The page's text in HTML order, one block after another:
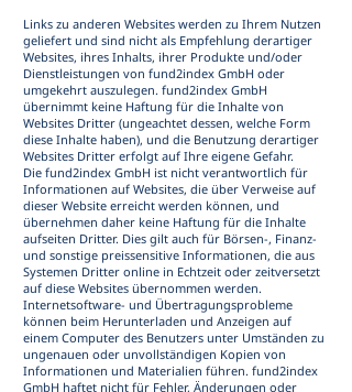
Links zu anderen Websites werden zu Ihrem Nutzen
geliefert und sind nicht als Empfehlung derartiger
Websites, ihres Inhalts, ihrer Produkte und/oder
Dienstleistungen von fund2index GmbH oder
umgekehrt auszulegen. fund2index GmbH
übernimmt keine Haftung für die Inhalte von
Websites Dritter (ungeachtet dessen, welche Form
diese Inhalte haben), und die Benutzung derartiger
Websites Dritter erfolgt auf Ihre eigene Gefahr.
Die fund2index GmbH ist nicht verantwortlich für
Informationen auf Websites, die über Verweise auf
dieser Website erreicht werden können, und
übernehmen daher keine Haftung für die Inhalte
aufseiten Dritter. Dies gilt auch für Börsen-, Finanz-
und sonstige preissensitive Informationen, die aus
Systemen Dritter online in Echtzeit oder zeitversetzt
auf diese Websites übernommen werden.
Internetsoftware- und Übertragungsprobleme
können beim Herunterladen und Anzeigen auf
einem Computer des Benutzers unter Umständen zu
ungenauen oder unvollständigen Kopien von
Informationen und Materialien führen. fund2index
GmbH haftet nicht für Fehler, Änderungen oder